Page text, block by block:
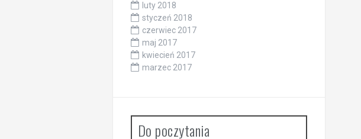
luty 2018
styczeń 2018
czerwiec 2017
maj 2017
kwiecień 2017
marzec 2017
Do poczytania